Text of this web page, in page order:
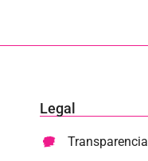
Legal
Transparencia